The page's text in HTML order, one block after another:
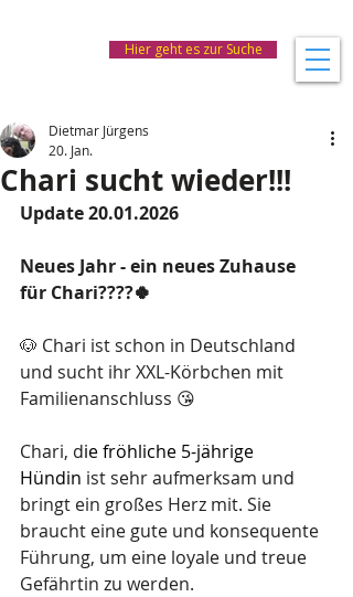
Hier geht es zur Suche
Chari sucht wieder!!!
Dietmar Jürgens
20. Jan.
Update 20.01.2026
Neues Jahr - ein neues Zuhause
für Chari????🍀
🐶 Chari ist schon in Deutschland
und sucht ihr XXL-Körbchen mit
Familienanschluss 😘
Chari, die fröhliche 5-jährige
Hündin ist sehr aufmerksam und
bringt ein großes Herz mit. Sie
braucht eine gute und konsequente
Führung, um eine loyale und treue
Gefährtin zu werden.